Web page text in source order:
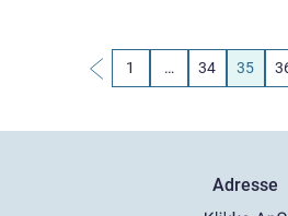
1 … 34 35
Adresse